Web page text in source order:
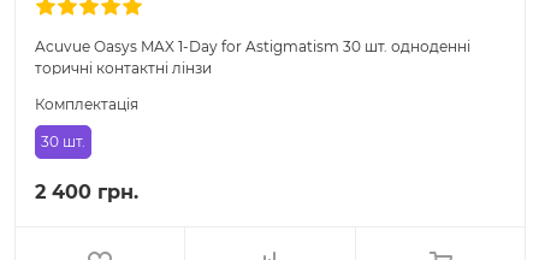
Acuvue Oasys MAX 1-Day for Astigmatism 30 шт. одноденні
торичні контактні лінзи
Комплектація
30 шт.
2 400 грн.